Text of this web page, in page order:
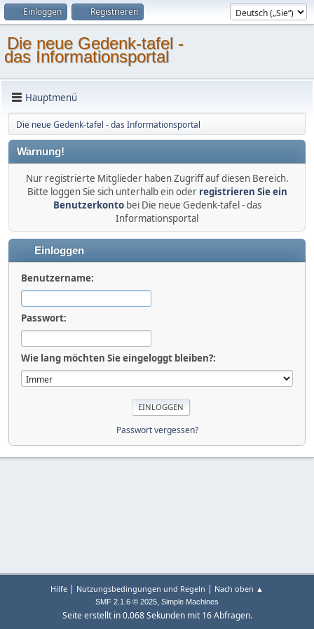
Einloggen Registrieren
Die neue Gedenk-tafel -
das Informationsportal
Hauptmenü
Die neue Gedenk-tafel - das Informationsportal
Warnung!
Nur registrierte Mitglieder haben Zugriff auf diesen Bereich.
Bitte loggen Sie sich unterhalb ein oder registrieren Sie ein
Benutzerkontobei Die neue Gedenk-tafel - das
Informationsportal
Einloggen
Benutzername:
Passwort:
Wie lang möchten Sie eingeloggt bleiben?:
Passwort vergessen?
Hilfe | Nutzungsbedingungen und Regeln | Nach oben ▲
SMF 2.1.6 © 2025, Simple Machines
Seite erstellt in 0.068 Sekunden mit 16 Abfragen.